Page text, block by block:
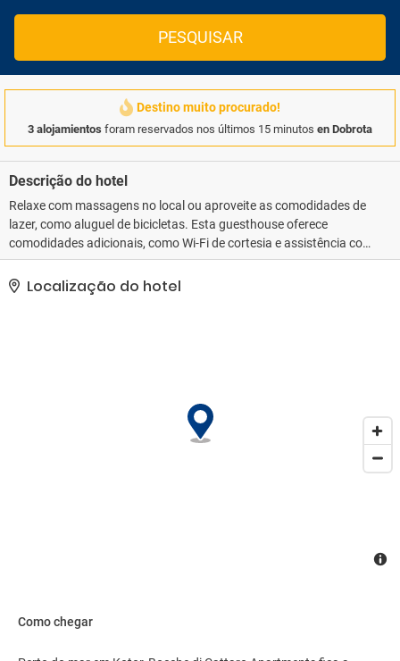
PESQUISAR
Destino muito procurado!
3 alojamientos foram reservados nos últimos 15 minutos en Dobrota
Descrição do hotel
Relaxe com massagens no local ou aproveite as comodidades de
lazer, como aluguel de bicicletas. Esta guesthouse oferece
comodidades adicionais, como Wi-Fi de cortesia e assistência com
excursões/ingressos. É fácil chegar até as atrações da área com
nosso traslado local (sobretaxa).. As comodidades presentes
incluem serviço de lavanderia e lavagem a seco, lavanderia e um
Localização do hotel
Como chegar